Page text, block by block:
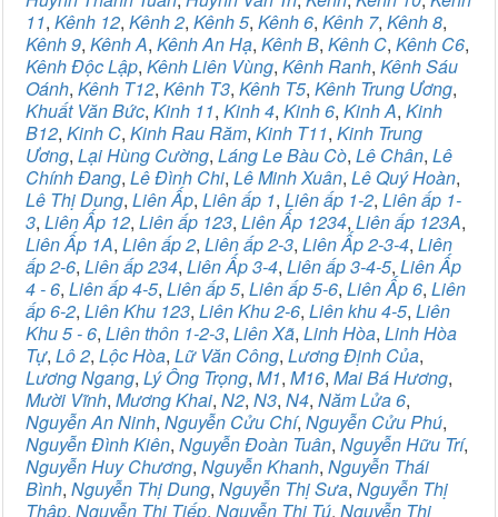
11, Kênh 12, Kênh 2, Kênh 5, Kênh 6, Kênh 7, Kênh 8,
Kênh 9, Kênh A, Kênh An Hạ, Kênh B, Kênh C, Kênh C6,
Kênh Độc Lập, Kênh Liên Vùng, Kênh Ranh, Kênh Sáu
Oánh, Kênh T12, Kênh T3, Kênh T5, Kênh Trung Ương,
Khuất Văn Bức, Kinh 11, Kinh 4, Kinh 6, Kinh A, Kinh
B12, Kinh C, Kinh Rau Răm, Kinh T11, Kinh Trung
Ương, Lại Hùng Cường, Láng Le Bàu Cò, Lê Chân, Lê
Chính Đang, Lê Đình Chi, Lê Minh Xuân, Lê Quý Hoàn,
Lê Thị Dung, Liên Ấp, Liên ấp 1, Liên ấp 1-2, Liên ấp 1-
3, Liên Ấp 12, Liên ấp 123, Liên Ấp 1234, Liên ấp 123A,
Liên Ấp 1A, Liên ấp 2, Liên ấp 2-3, Liên Ấp 2-3-4, Liên
ấp 2-6, Liên ấp 234, Liên Ấp 3-4, Liên ấp 3-4-5, Liên Ấp
4 - 6, Liên ấp 4-5, Liên ấp 5, Liên ấp 5-6, Liên Ấp 6, Liên
ấp 6-2, Liên Khu 123, Liên Khu 2-6, Liên khu 4-5, Liên
Khu 5 - 6, Liên thôn 1-2-3, Liên Xã, Linh Hòa, Linh Hòa
Tự, Lô 2, Lộc Hòa, Lữ Văn Công, Lương Định Của,
Lương Ngang, Lý Ông Trọng, M1, M16, Mai Bá Hương,
Mười Vĩnh, Mương Khai, N2, N3, N4, Năm Lửa 6,
Nguyễn An Ninh, Nguyễn Cửu Chí, Nguyễn Cửu Phú,
Nguyễn Đình Kiên, Nguyễn Đoàn Tuân, Nguyễn Hữu Trí,
Nguyễn Huy Chương, Nguyễn Khanh, Nguyễn Thái
Bình, Nguyễn Thị Dung, Nguyễn Thị Sưa, Nguyễn Thị
Thập, Nguyễn Thị Tiếp, Nguyễn Thị Tú, Nguyễn Thị